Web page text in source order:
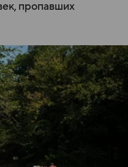
пропавших